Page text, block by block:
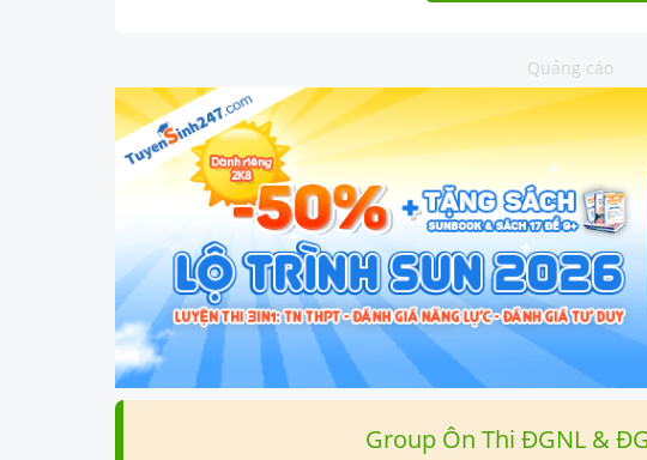
Quảng cáo
Group Ôn Thi ĐGNL &